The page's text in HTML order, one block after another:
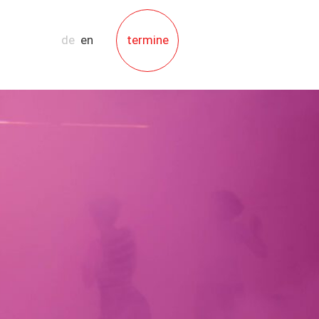
de en termine